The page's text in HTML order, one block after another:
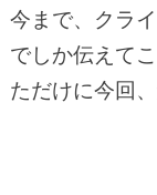
今まで、クラ
でしか伝えて
ただけに今回